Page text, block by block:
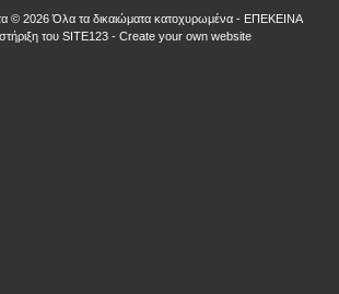
© 2026 Όλα τα δικαιώματα κατοχυρωμένα - ΕΠΕΚΕΙΝΑ
του SITE123 - Create your own website